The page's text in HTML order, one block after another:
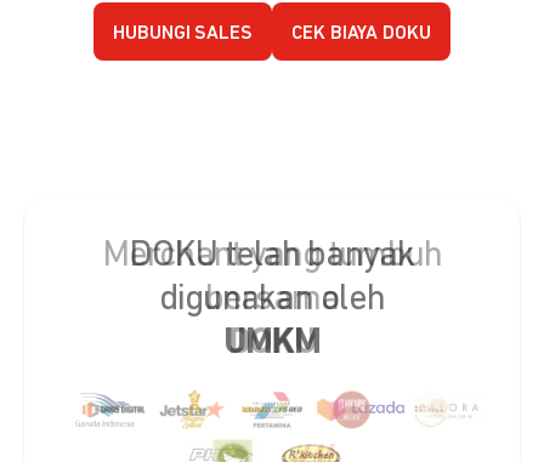
HUBUNGI SALES CEK BIAYA DOKU
DOKU telah banyak
digunakan oleh
UMKM